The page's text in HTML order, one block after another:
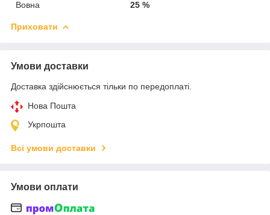
Вовна
25 %
Приховати
Умови доставки
Доставка здійснюється тільки по передоплаті.
Нова Пошта
Укрпошта
Всі умови доставки
Умови оплати